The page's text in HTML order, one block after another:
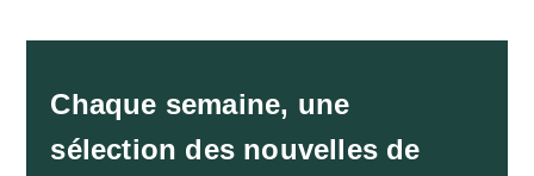
Chaque semaine, une
sélection des nouvelles de